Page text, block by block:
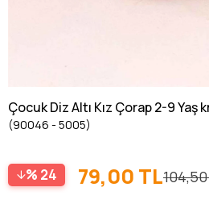
Çocuk Diz Altı Kız Çorap 2-9 Yaş
(90046 - 5005)
24 79,00 TL